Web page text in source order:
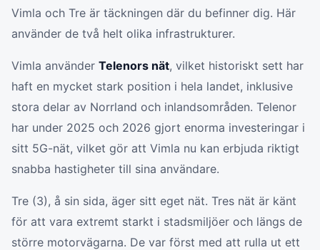
Vimla och Tre är täckningen där du befinner dig. Här
använder de två helt olika infrastrukturer.
Vimla använder Telenors nät, vilket historiskt sett har
haft en mycket stark position i hela landet, inklusive
stora delar av Norrland och inlandsområden. Telenor
har under 2025 och 2026 gjort enorma investeringar i
sitt 5G-nät, vilket gör att Vimla nu kan erbjuda riktigt
snabba hastigheter till sina användare.
Tre (3), å sin sida, äger sitt eget nät. Tres nät är känt
för att vara extremt starkt i stadsmiljöer och längs de
större motorvägarna. De var först med att rulla ut ett